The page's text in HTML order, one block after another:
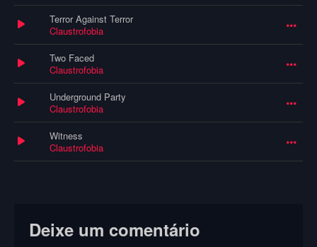
Terror Against Terror
Claustrofobia
Two Faced
Claustrofobia
Underground Party
Claustrofobia
Witness
Claustrofobia
Deixe um comentário